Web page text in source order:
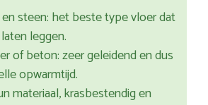
steen: het beste type vloer dat
leggen.
of beton: zeer geleidend en dus
opwarmtijd.
materiaal, krasbestendig en